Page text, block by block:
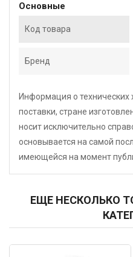
Основные
Код товара
Бренд
Информация о технических
поставки, стране
носит исключительно
основывается на самой
имеющейся на момент
ЕЩЕ НЕСКОЛЬКО